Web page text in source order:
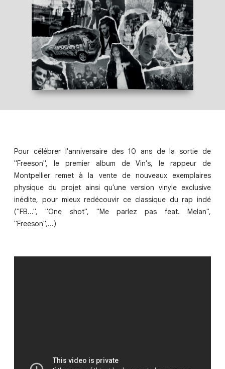
Pour célébrer l'anniversaire des 10 ans de la sortie de
"Freeson", le premier album de Vin's, le rappeur de
Montpellier remet à la vente de nouveaux exemplaires
physique du projet ainsi qu'une version vinyle exclusive
inédite, pour mieux redécouvir ce classique du rap indé
("FB...", "One shot", "Me parlez pas feat. Melan",
"Freeson",...)